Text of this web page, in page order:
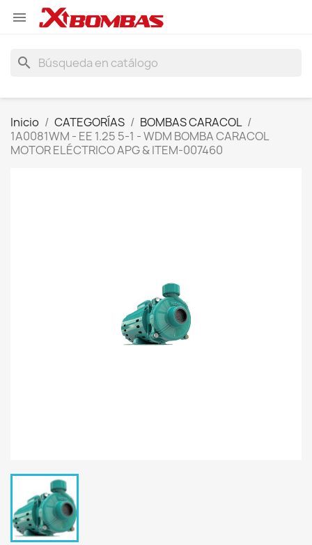

search
Inicio CATEGORÍAS
BOMBAS CARACOL
1A0081WM - EE 1.25 5-1 - WDM BOMBA CARACOL
MOTOR ELÉCTRICO APG & ITEM-007460